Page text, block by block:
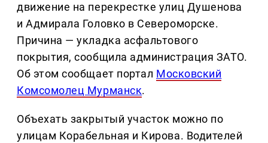
движение на перекрестке улиц Душенова
и Адмирала Головко в Североморске.
Причина — укладка асфальтового
покрытия, сообщила администрация ЗАТО.
Об этом сообщает портал Московский
Комсомолец Мурманск.
Объехать закрытый участок можно по
улицам Корабельная и Кирова. Водителей